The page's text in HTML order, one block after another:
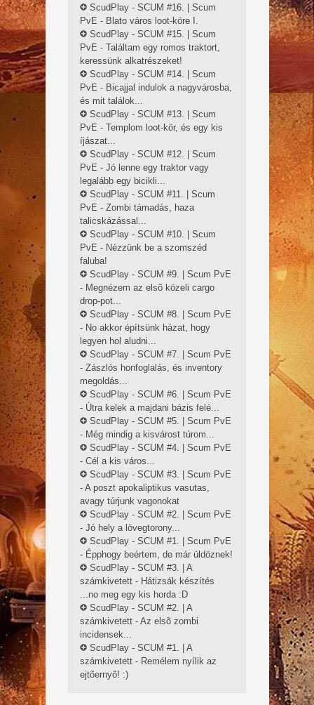
ScudPlay - SCUM #16. | Scum
PvE - Blato város loot-köre I.
ScudPlay - SCUM #15. | Scum
PvE - Találtam egy romos traktort,
keressünk alkatrészeket!
ScudPlay - SCUM #14. | Scum
PvE - Bicajjal indulok a nagyvárosba,
és mit találok...
ScudPlay - SCUM #13. | Scum
PvE - Templom loot-kör, és egy kis
íjászat...
ScudPlay - SCUM #12. | Scum
PvE - Jó lenne egy traktor vagy
legalább egy bicikli...
ScudPlay - SCUM #11. | Scum
PvE - Zombi támadás, haza
talicskázással...
ScudPlay - SCUM #10. | Scum
PvE - Nézzünk be a szomszéd
faluba!
ScudPlay - SCUM #9. | Scum PvE
- Megnézem az elsõ közeli cargo
drop-pot...
ScudPlay - SCUM #8. | Scum PvE
- No akkor építsünk házat, hogy
legyen hol aludni...
ScudPlay - SCUM #7. | Scum PvE
- Zászlós honfoglalás, és inventory
megoldás...
ScudPlay - SCUM #6. | Scum PvE
- Útra kelek a majdani bázis felé...
ScudPlay - SCUM #5. | Scum PvE
- Még mindig a kisvárost túrom...
ScudPlay - SCUM #4. | Scum PvE
- Cél a kis város...
ScudPlay - SCUM #3. | Scum PvE
- A poszt apokaliptikus vasutas,
avagy túrjunk vagonokat
ScudPlay - SCUM #2. | Scum PvE
- Jó hely a lövegtorony...
ScudPlay - SCUM #1. | Scum PvE
- Épphogy beértem, de már üldöznek!
ScudPlay - SCUM #3. | A
számkivetett - Hátizsák készítés
...no meg egy kis horda :D
ScudPlay - SCUM #2. | A
számkivetett - Az elsõ zombi
incidensek...
ScudPlay - SCUM #1. | A
számkivetett - Remélem nyílik az
ejtõernyõ! :)